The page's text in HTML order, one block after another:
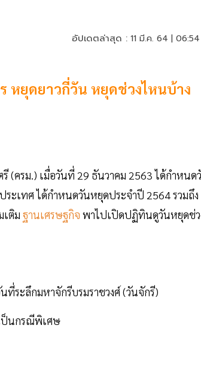
อัปเดตล่าสุด : 11 มี.ค. 64 |
หยุดยาวกี่วัน หยุดช่วงไหนบ้าง
(ครม.) เมื่อวันที่ 29 ธันวาคม 2563 ได้กำหนด
ะเทศ ได้กำหนดวันหยุดประจำปี 2564 รวมถึง
ติม ฐานเศรษฐกิจ พาไปเปิดปฏิทินดูวันหยุดช่ว
ระลึกมหาจักรีบรมราชวงศ์ (วันจักรี)
ป็นกรณีพิเศษ